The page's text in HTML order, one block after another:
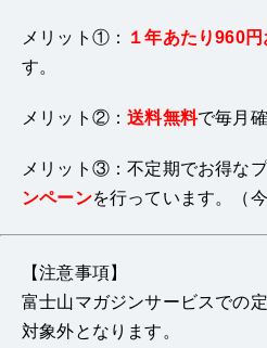
メリット①： １年あたり960円
す。
メリット②：送料無料で毎月
メリット③：不定期でお得な
ンペーンを行っています。（
【注意事項】
富士山マガジンサービスでの
対象外となります。